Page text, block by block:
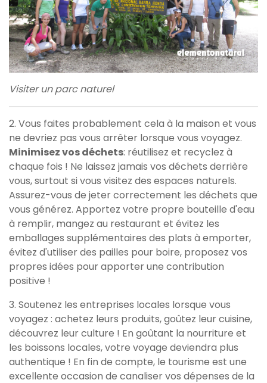
Visiter un parc naturel
2. Vous faites probablement cela à la maison et vous
ne devriez pas vous arrêter lorsque vous voyagez.
Minimisez vos déchets: réutilisez et recyclez à
chaque fois ! Ne laissez jamais vos déchets derrière
vous, surtout si vous visitez des espaces naturels.
Assurez-vous de jeter correctement les déchets que
vous générez. Apportez votre propre bouteille d'eau
à remplir, mangez au restaurant et évitez les
emballages supplémentaires des plats à emporter,
évitez d'utiliser des pailles pour boire, proposez vos
propres idées pour apporter une contribution
positive !
3. Soutenez les entreprises locales lorsque vous
voyagez : achetez leurs produits, goûtez leur cuisine,
découvrez leur culture ! En goûtant la nourriture et
les boissons locales, votre voyage deviendra plus
authentique ! En fin de compte, le tourisme est une
excellente occasion de canaliser vos dépenses de la